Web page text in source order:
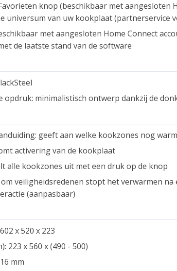
knop (beschikbaar met aangesloten
universum van uw kookplaat (partnerservice
met aangesloten Home Connect
de laatste stand van de software
opdruk: minimalistisch ontwerp dankzij de
geeft aan welke kookzones nog
activering van de kookplaat
alle kookzones uit met een druk op de knop
veiligheidsredenen stopt het verwarmen na
(aanpasbaar)
x 520 x 223
223 x 560 x (490 - 500)
mm